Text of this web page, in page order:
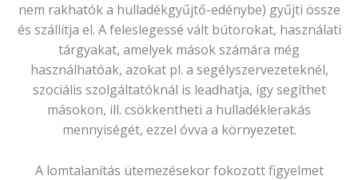
nem rakhatók a hulladékgyűjtő-edénybe) gyűjti össze
és szállítja el. A feleslegessé vált bútorokat, használati
tárgyakat, amelyek mások számára még
használhatóak, azokat pl. a segélyszervezeteknél,
szociális szolgáltatóknál is leadhatja, így segíthet
másokon, ill. csökkentheti a hulladéklerakás
mennyiségét, ezzel óvva a környezetet.
A lomtalanítás ütemezésekor fokozott figyelmet